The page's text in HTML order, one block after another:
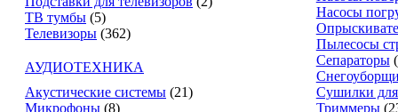
ТВ тумбы (5)
Телевизоры (362)
АУДИОТЕХНИКА
Акустические системы (21)
Микрофоны (8)
Насосы
Пылесосы
Сепараторы
Сушилки
Триммеры